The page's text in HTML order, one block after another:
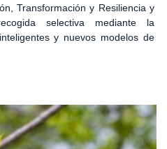
Transformación y Resiliencia y
selectiva mediante la
y nuevos modelos de